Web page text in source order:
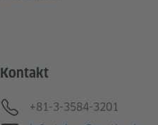
Kontakt
Telefon
+81-3-3584-3201